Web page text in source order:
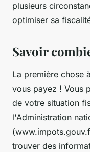
plusieurs
optimiser sa
Savoir
La première chose
vous payez ! Vous
de votre situation
l'Administration
trouver des